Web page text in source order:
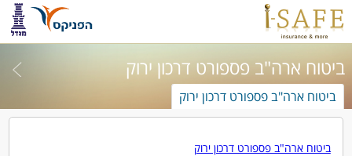
ביטוח ארה"ב פספורט דרכון ירוק
ביטוח ארה"ב פספורט דרכון ירוק
ביטוח ארה"ב פספורט דרכון ירוק